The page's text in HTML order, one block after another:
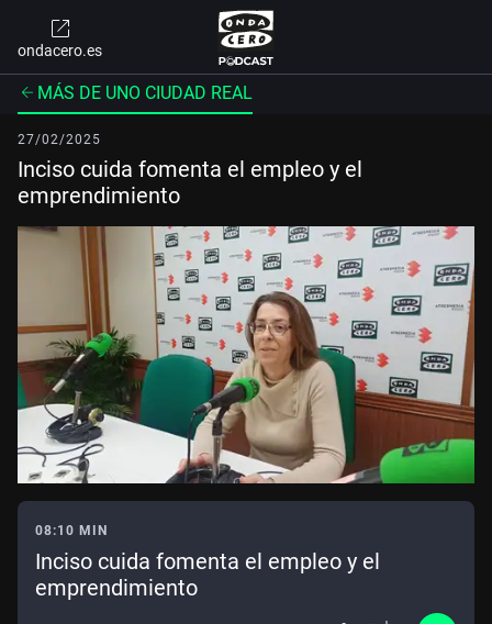
ondacero.es
MÁS DE UNO CIUDAD REAL
27/02/2025
Inciso cuida fomenta el empleo y el
emprendimiento
08:10 MIN
Inciso cuida fomenta el empleo y el
emprendimiento